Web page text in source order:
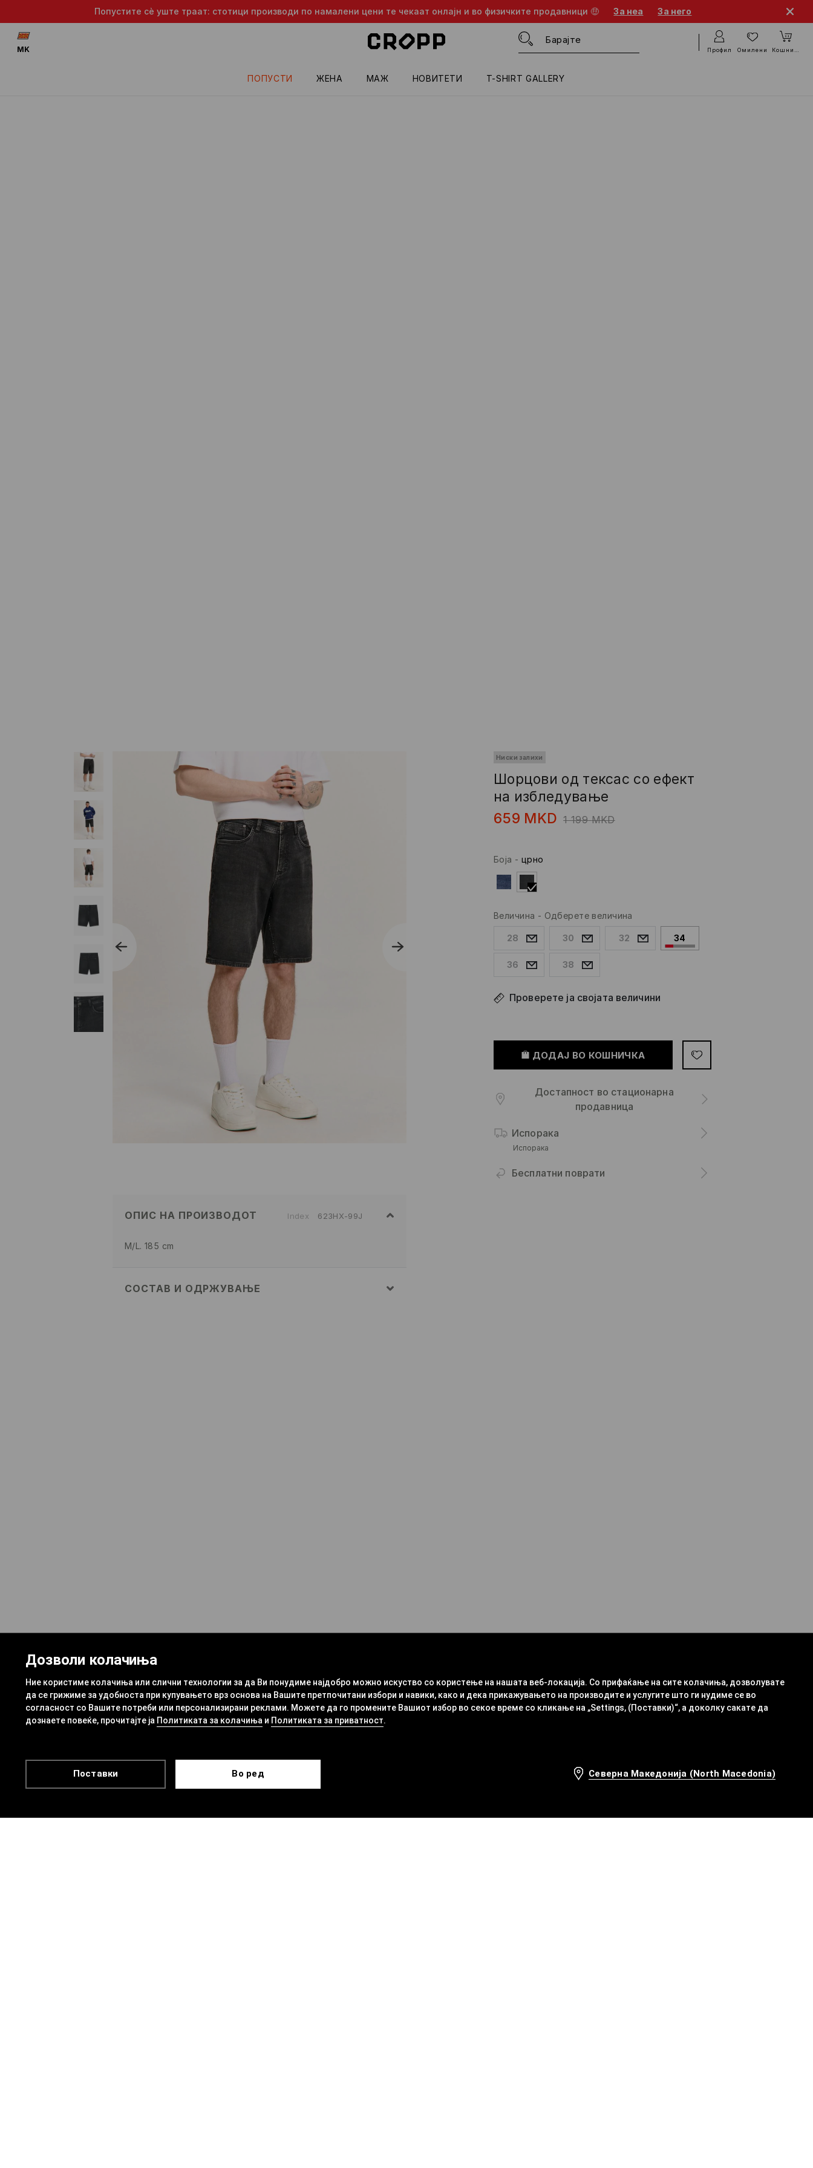
Дозволи колачиња
Ние користиме колачиња или слични технологии за да Ви понудиме најдобро можно искуство со користење на нашата веб-локација. Со прифаќање на сите колачиња, дозволувате
да се грижиме за удобноста при купувањето врз основа на Вашите претпочитани избори и навики, како и дека прикажувањето на производите и услугите што ги нудиме се во
согласност со Вашите потреби или персонализирани реклами. Можете да го промените Вашиот избор во секое време со кликање на „Settings, (Поставки)“, а доколку сакате да
дознаете повеќе, прочитајте ја Политиката за колачиња и Политиката за приватност.
Поставки Во ред Северна Македонија (North Macedonia)
Попустите сè уште траат: стотици производи по намалени цени те чекаат онлајн и во физичките продавници 🤑 За неа За него
ПОПУСТИ ЖЕНА МАЖ HОВИТЕТИ T-SHIRT GALLERY
MK Профил Омилени Кошничка
Ниски залихи
Шорцови од тексас со ефект
на избледување
659 MKD 1 199 MKD
Боја - црно
Величина - Одберете величина
28 30 32 34
36 38
Проверете ја својата величини
ДОДАЈ ВО КОШНИЧКА
Достапност во стационарна
продавница
Испорака
Испорака
Бесплатни поврати
ОПИС НА ПРОИЗВОДОТ Index 623HX-99J
M/L. 185 cm
СОСТАВ И ОДРЖУВАЊЕ